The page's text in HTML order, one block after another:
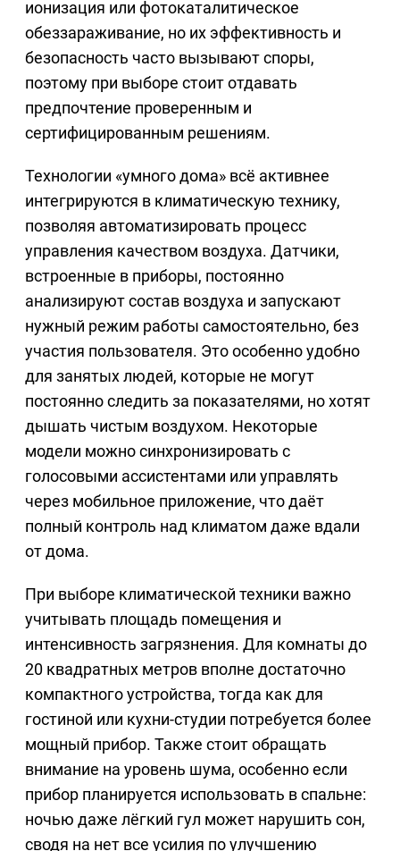
ионизация или фотокаталитическое
обеззараживание, но их эффективность и
безопасность часто вызывают споры,
поэтому при выборе стоит отдавать
предпочтение проверенным и
сертифицированным решениям.
Технологии «умного дома» всё активнее
интегрируются в климатическую технику,
позволяя автоматизировать процесс
управления качеством воздуха. Датчики,
встроенные в приборы, постоянно
анализируют состав воздуха и запускают
нужный режим работы самостоятельно, без
участия пользователя. Это особенно удобно
для занятых людей, которые не могут
постоянно следить за показателями, но хотят
дышать чистым воздухом. Некоторые
модели можно синхронизировать с
голосовыми ассистентами или управлять
через мобильное приложение, что даёт
полный контроль над климатом даже вдали
от дома.
При выборе климатической техники важно
учитывать площадь помещения и
интенсивность загрязнения. Для комнаты до
20 квадратных метров вполне достаточно
компактного устройства, тогда как для
гостиной или кухни-студии потребуется более
мощный прибор. Также стоит обращать
внимание на уровень шума, особенно если
прибор планируется использовать в спальне:
ночью даже лёгкий гул может нарушить сон,
сводя на нет все усилия по улучшению